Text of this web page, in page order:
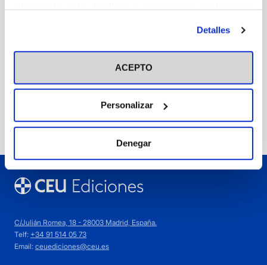
en el botón "Personalizar". Para más información puedes
visitar nuestra Política de Cookies
Detalles
ACEPTO
Personalizar
Denegar
Sanz Serrulla, F. Javier
23,00€
Agotado
C/Julián Romea, 18 - 28003 Madrid, España.
Telf: +34 91 514 05 73
Email: ceuediciones@ceu.es